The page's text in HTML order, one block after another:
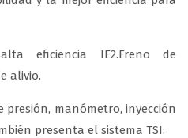
eficiencia IE2.Freno de
alivio.
manómetro, inyección
presenta el sistema TSI: